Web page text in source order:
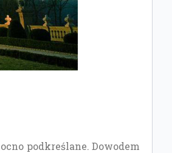
podkreślane. Dowodem